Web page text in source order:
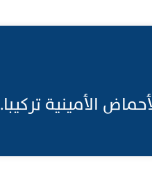
الأمينية تركيبا.